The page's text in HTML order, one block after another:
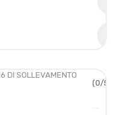
(0/5):